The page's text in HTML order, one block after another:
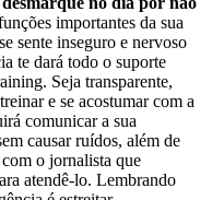
importantes da sua
sente inseguro e nervoso
te dará todo o suporte
Seja transparente,
e se acostumar com a
comunicar a sua
causar ruídos, além de
o jornalista que
atendê-lo. Lembrando